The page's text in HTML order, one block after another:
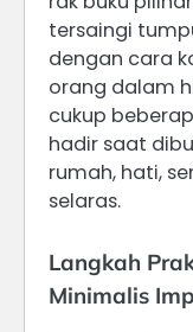
tersaingi
dengan cara
orang dalam
cukup
hadir saat
rumah, hati,
selaras.
Langkah
Minimalis